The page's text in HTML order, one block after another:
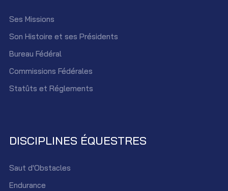
Ses Missions
Son Histoire et ses Présidents
Bureau Fédéral
Commissions Fédérales
Statûts et Réglements
DISCIPLINES ÉQUESTRES
Saut d'Obstacles
Endurance